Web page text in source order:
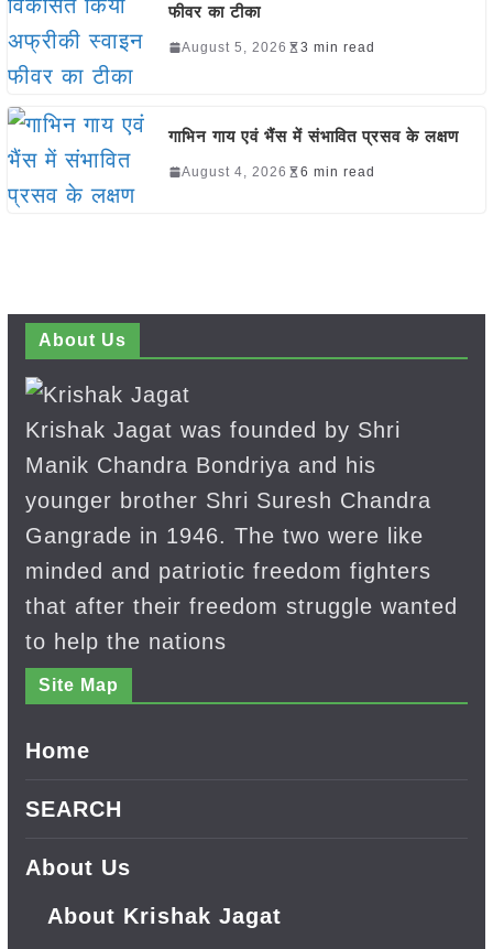
फीवर का टीका
August 5, 2026 3 min read
गाभिन गाय एवं भैंस में संभावित प्रसव के लक्षण
August 4, 2026 6 min read
About Us
Krishak Jagat was founded by Shri
Manik Chandra Bondriya and his
younger brother Shri Suresh Chandra
Gangrade in 1946. The two were like
minded and patriotic freedom fighters
that after their freedom struggle wanted
to help the nations
Site Map
Home
SEARCH
About Us
About Krishak Jagat